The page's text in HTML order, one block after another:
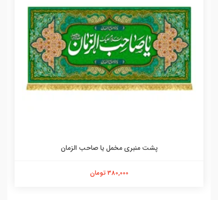
پشت منبری مخمل یا صاحب الزمان
380,000 تومان